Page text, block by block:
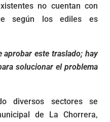
no cuentan con
según los ediles es
aprobar este traslado; hay
solucionar el problema
diversos sectores se
de La Chorrera,